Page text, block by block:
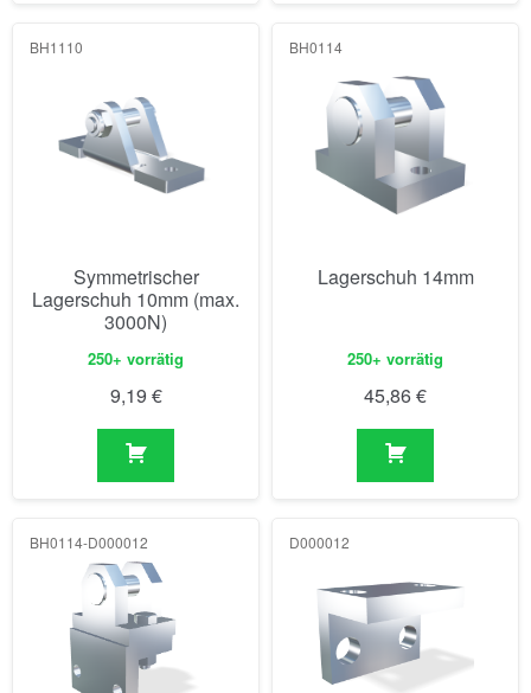
BH1110
Symmetrischer
Lagerschuh 10mm (max.
3000N)
250+ vorrätig
9,19 €
BH0114
Lagerschuh 14mm
250+ vorrätig
45,86€
BH0114-D000012 D000012